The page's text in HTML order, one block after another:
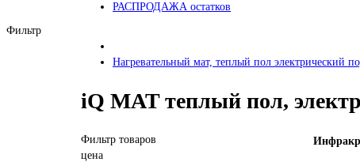
РАСПРОДАЖА остатков
Фильтр
Нагревательный мат, теплый пол электрический
iQ MAT теплый пол,
Фильтр товаров
цена